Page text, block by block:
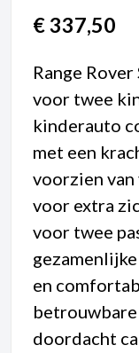
€337,50
Range
voor twee
kinderauto
met een
voorzien
voor extra
voor twee
en
doordacht